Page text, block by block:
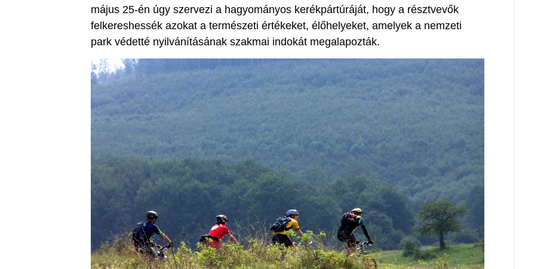
május 25-én úgy szervezi a hagyományos kerékpártúráját, hogy a résztvevők
felkereshessék azokat a természeti értékeket, élőhelyeket, amelyek a nemzeti
park védetté nyilvánításának szakmai indokát megalapozták.